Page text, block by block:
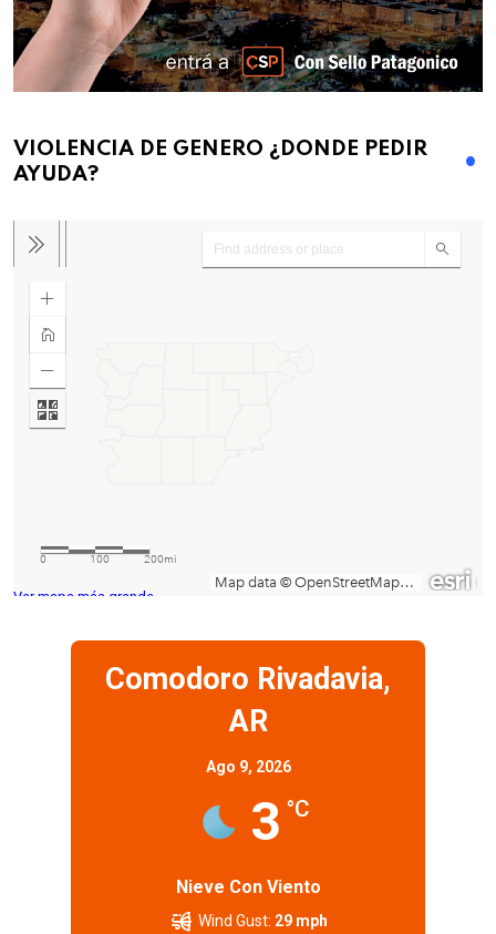
VIOLENCIA DE GENERO ¿DONDE PEDIR
AYUDA?
Ver mapa más grande
Comodoro Rivadavia,
AR
Ago 9, 2026
3 °C
Nieve Con Viento
Wind Gust: 29 mph